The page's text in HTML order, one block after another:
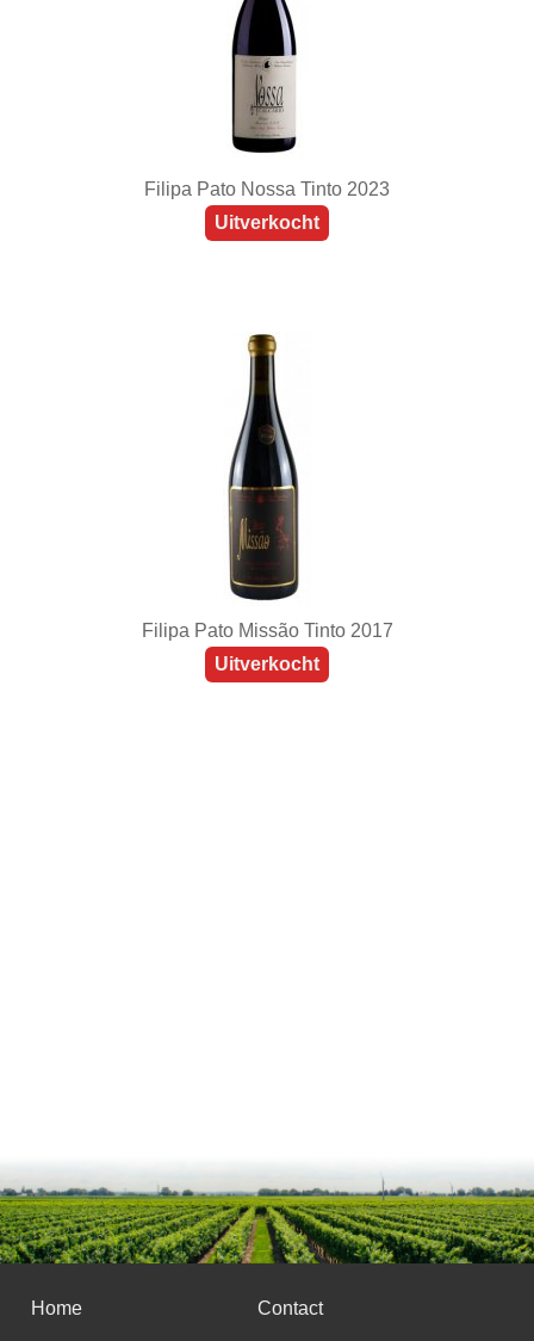
Filipa Pato Nossa Tinto 2023
Uitverkocht
Filipa Pato Missão Tinto 2017
Uitverkocht
Home Contact